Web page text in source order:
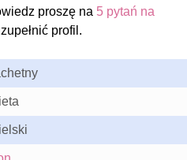
proszę na 5 pytań na
profil.